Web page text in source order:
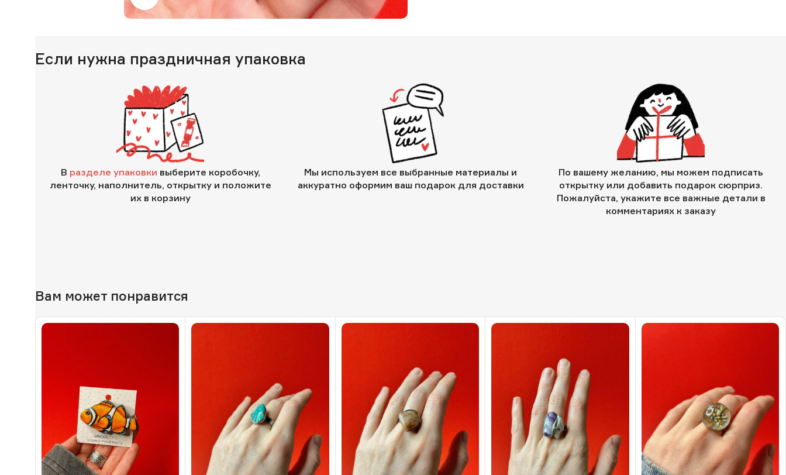
Если нужна праздничная упаковка
В разделе упаковки выберите коробочку,
ленточку, наполнитель, открытку и положите
их в корзину
Мы используем все выбранные материалы и
аккуратно оформим ваш подарок для доставки
По вашему желанию, мы можем подписать
открытку или добавить подарок сюрприз.
Пожалуйста, укажите все важные детали в
комментариях к заказу
Вам может понравится